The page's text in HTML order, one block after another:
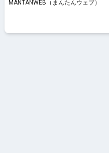
んたんウェブ）
MANTANWEB（まんたんウェブ）